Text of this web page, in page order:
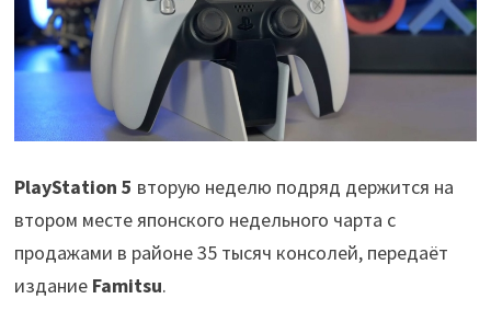
PlayStation 5 вторую неделю подряд держится на
втором месте японского недельного чарта с
продажами в районе 35 тысяч консолей, передаёт
издание Famitsu.